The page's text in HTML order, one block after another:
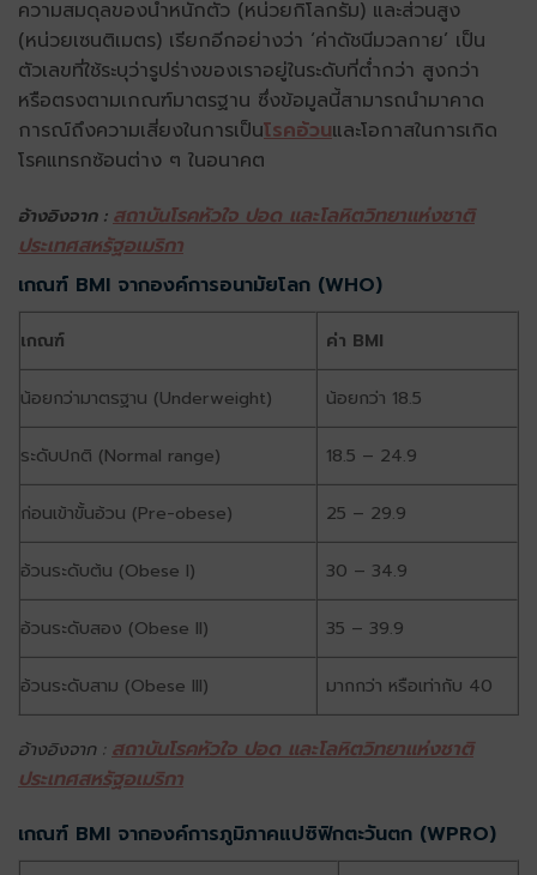
ความสมดุลของน้ำหนักตัว (หน่วยกิโลกรัม) และส่วนสูง
(หน่วยเซนติเมตร) เรียกอีกอย่างว่า ‘ค่าดัชนีมวลกาย’ เป็น
ตัวเลขที่ใช้ระบุว่ารูปร่างของเราอยู่ในระดับที่ต่ำกว่า สูงกว่า
หรือตรงตามเกณฑ์มาตรฐาน ซึ่งข้อมูลนี้สามารถนำมาคาด
การณ์ถึงความเสี่ยงในการเป็นโรคอ้วนและโอกาสในการเกิด
โรคแทรกซ้อนต่าง ๆ ในอนาคต
อ้างอิงจาก :สถาบันโรคหัวใจ ปอด และโลหิตวิทยาแห่งชาติ
ประเทศสหรัฐอเมริกา
เกณฑ์ BMI จากองค์การอนามัยโลก (WHO)
เกณฑ์ ค่า BMI
น้อยกว่ามาตรฐาน (Underweight) น้อยกว่า 18.5
ระดับปกติ (Normal range) 18.5 – 24.9
ก่อนเข้าขั้นอ้วน (Pre-obese) 25 – 29.9
อ้วนระดับต้น (Obese I) 30 – 34.9
อ้วนระดับสอง (Obese II) 35 – 39.9
อ้วนระดับสาม (Obese III) มากกว่า หรือเท่ากับ 40
อ้างอิงจาก :สถาบันโรคหัวใจ ปอด และโลหิตวิทยาแห่งชาติ
ประเทศสหรัฐอเมริกา
เกณฑ์ BMI จากองค์การภูมิภาคแปซิฟิกตะวันตก (WPRO)